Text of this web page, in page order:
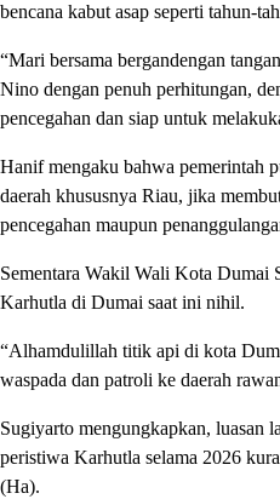
bencana kabut asap seperti tahun-
“Mari bersama bergandengan
Nino dengan penuh perhitungan,
pencegahan dan siap untuk
Hanif mengaku bahwa pemerintah
daerah khususnya Riau, jika
pencegahan maupun
Sementara Wakil Wali Kota Dumai
Karhutla di Dumai saat ini nihil.
“Alhamdulillah titik api di kota
waspada dan patroli ke daerah
Sugiyarto mengungkapkan, luasan
peristiwa Karhutla selama 2026
(Ha).